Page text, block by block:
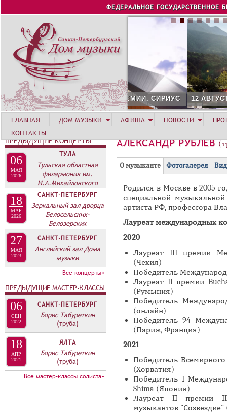
Jump to navigation
ФЕДЕРАЛЬНОЕ ГОСУДАРСТВЕННОЕ
12 АВГУСТА. КОНЦЕРТ
АЛЕКСАНДР РУБЛЁВ
Г
П
О музыканте(
а
к
т
и
в
а
я
в
к
л
а
д
к
)
Фотогалерея
Родился в Москве в 2005
специальной
артиста РФ, профессора
Лауреат международных
2020
Лауреат III премии
(Чехия)
Победитель
Лауреат II премии
(Румыния)
Победитель
(онлайн)
Победитель 94
(Париж, Франция)
2021
Победитель
(Хорватия)
Победитель I
Shima (Япония)
Лауреат II премии
музыкантов
ГЛАВНАЯ ДОМ МУЗЫКИ АФИША НОВОСТИ
КОНТАКТЫ
ПРЕДЫДУЩИЕ КОНЦЕРТЫ
06
МАЯ
2026
ТУЛА
Тульская областная
филармония им.
И.А.Михайловского
18
МАР
2026
САНКТ-ПЕТЕРБУРГ
Зеркальный зал дворца
Белосельских-
Белозерских
27
МАЯ
2023
САНКТ-ПЕТЕРБУРГ
Английский зал Дома
музыки
Все концерты»
ПРЕДЫДУЩИЕ МАСТЕР-КЛАССЫ
06
СЕН
2022
САНКТ-ПЕТЕРБУРГ
Борис Табуреткин
(труба)
18
АПР
2021
ЯЛТА
Борис Табуреткин
(труба)
Все мастер-классы солиста»